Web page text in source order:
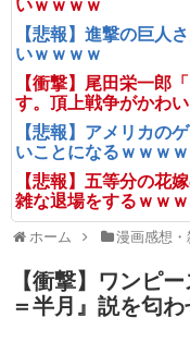
いｗｗｗｗ
【悲報】進撃の巨人
いｗｗｗｗ
【衝撃】尾田栄一郎
す。頂上戦争がかわ
【悲報】アメリカの
いことになるｗｗｗｗ
【悲報】五等分の花
雑な退場をするｗｗｗ
ホーム 漫画感想・
【衝撃】ワンピ
＝半月』説を匂